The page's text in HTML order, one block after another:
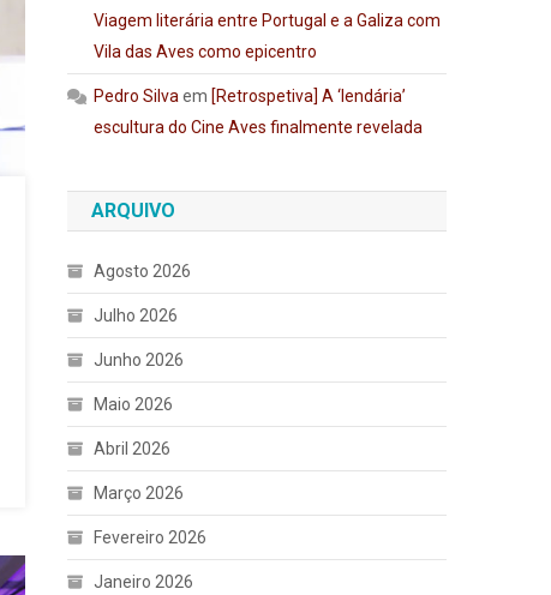
Viagem literária entre Portugal e a Galiza com
Vila das Aves como epicentro
Pedro Silva em [Retrospetiva] A ‘lendária’
escultura do Cine Aves finalmente revelada
ARQUIVO
Agosto 2026
Julho 2026
Junho 2026
Maio 2026
Abril 2026
Março 2026
Fevereiro 2026
Janeiro 2026